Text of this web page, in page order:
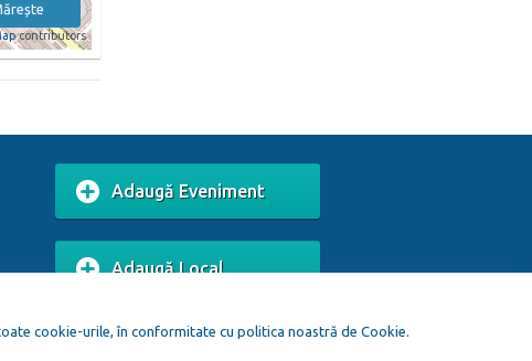
contributors
Adaugă Eveniment
Adaugă Local
cookie-urile, în conformitate cu politica noastră de Cookie.